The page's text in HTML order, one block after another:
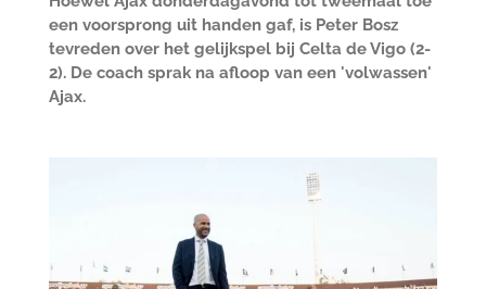
een voorsprong uit handen gaf, is Peter Bosz
tevreden over het gelijkspel bij Celta de Vigo (2-
2). De coach sprak na afloop van een 'volwassen'
Ajax.